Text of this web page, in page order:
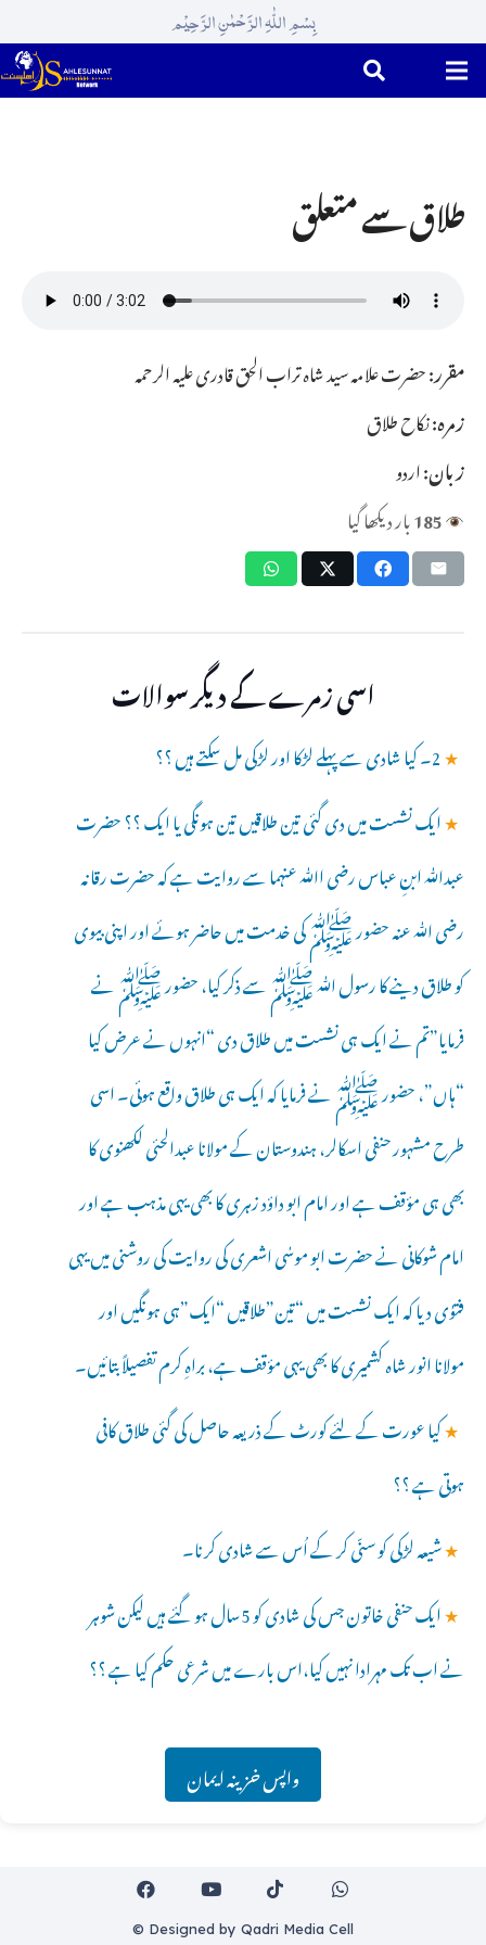
بِسْمِ اللّٰہِ الرَّحْمٰنِ الرَّحِیْم
طلاق سے متعلق
مقرر:حضرت علامہ سید شاہ تراب الحق قادری علیہ الرحمہ
زمرہ:نکاح طلاق
زبان:اردو
185بار دیکھا گیا
اسی زمرے کے دیگر سوالات
★2۔ کیا شادی سے پہلے لڑکا اور لڑکی مل سکتے ہیں ؟؟
★ایک نشست میں دی گئی تین طلاقیں تین ہونگی یا ایک ؟؟ حضرت
عبدﷲ ابنِ عباس رضی اﷲ عنہما سے روایت ہے کہ حضرت رقانہ
رضی ﷲ عنہ حضور ﷺ کی خدمت میں حاضر ہوئے اور اپنی بیوی
کو طلاق دینے کا رسول ﷲ ﷺ سے ذکر کیا، حضور ﷺ نے
فرمایا”تم نے ایک ہی نشست میں طلاق دی “انہوں نے عرض کیا
“ہاں”، حضور ﷺ نے فرمایا کہ ایک ہی طلاق واقع ہوئی۔ اسی
طرح مشہور حنفی اسکالر، ہندوستان کے مولانا عبدالحئی لکھنوی کا
بھی ہی مؤقف ہے اور امام ابو داؤد زہری کا بھی یہی مذہب ہے اور
امام شوکانی نے حضرت ابو موسٰی اشعری کی روایت کی روشنی میں یہی
فتوٰی دیا کہ ایک نشست میں “تین”طلاقیں “ایک”ہی ہونگیں اور
مولانا انور شاہ کشمیری کا بھی یہی مؤقف ہے، براہِ کرم تفصیلاً بتائیں۔
★کیا عورت کے لئے کورٹ کے ذریعہ حاصل کی گئی طلاق کافی
ہوتی ہے ؟؟
★شیعہ لڑکی کو سنّی کر کے اُس سے شادی کرنا۔
★
ایک حنفی خاتون جس کی شادی کو 5سال ہو گئے ہیں لیکن شوہر
نے اب تک مہرادا نہیں کیا،اس بارے میں شرعی حکم کیا ہے ؟؟
واپس خزینہ ایمان
© Designed by Qadri Media Cell